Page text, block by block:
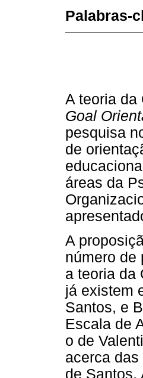
Palabras-
A teoria da
Goal
pesquisa
de
áreas da
A
número de
a teoria da
já existem
Santos, e
Escala de
o de
acerca
de Santos,